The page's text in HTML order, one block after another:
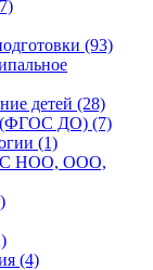
(93)
детей (28)
(ФГОС ДО) (7)
(1)
НОО, ООО,
(4)